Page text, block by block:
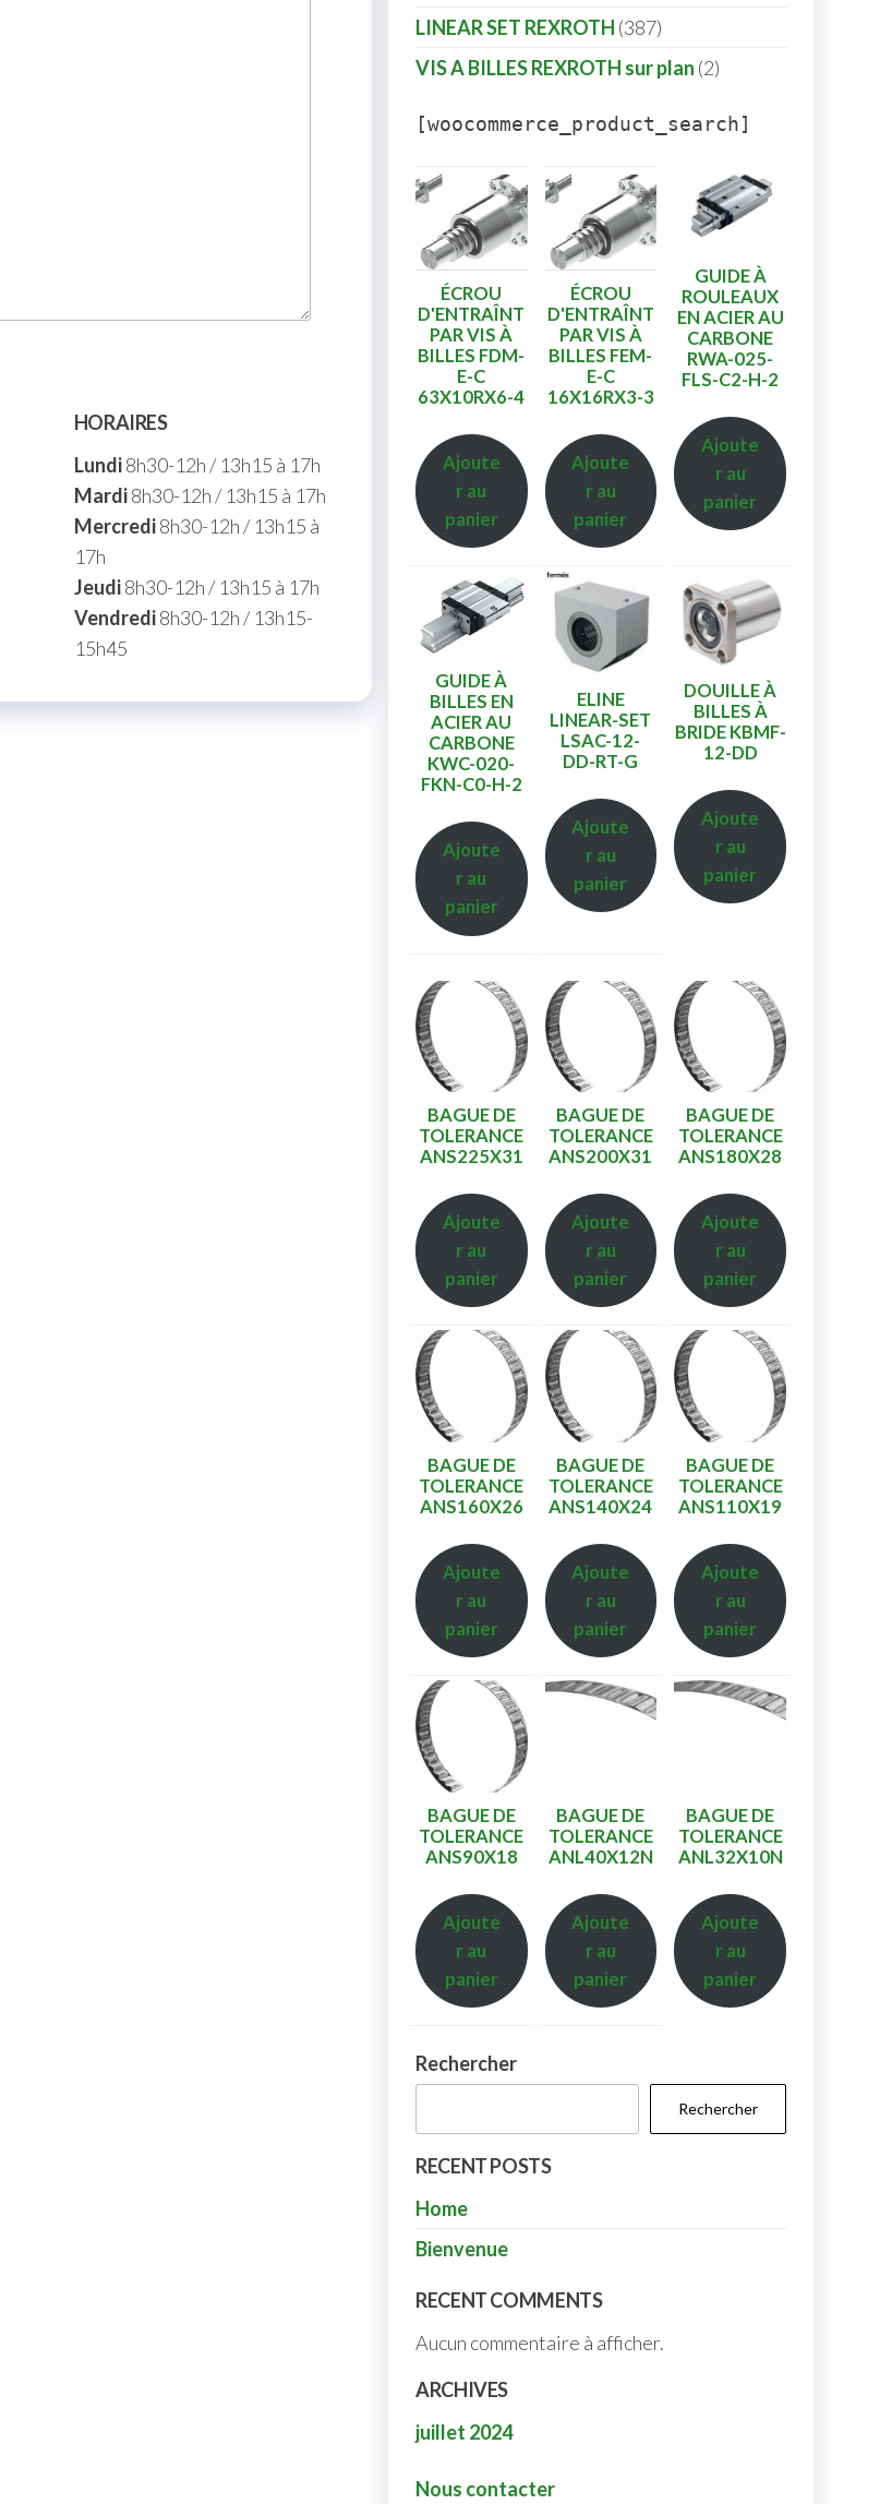
HORAIRES
Lundi8h30-12h / 13h15 à 17h
Mardi8h30-12h / 13h15 à 17h
Mercredi8h30-12h / 13h15 à
17h
Jeudi8h30-12h / 13h15 à 17h
Vendredi8h30-12h / 13h15-
15h45
LINEAR SET REXROTH 387
VIS A BILLES REXROTH sur plan 2
[woocommerce_product_search]
ÉCROU
D'ENTRAÎNT
PAR VIS À
BILLES FDM-
E-C
63X10RX6-4
Ajoute
r au
panier
ÉCROU
D'ENTRAÎNT
PAR VIS À
BILLES FEM-
E-C
16X16RX3-3
Ajoute
r au
panier
GUIDE À
ROULEAUX
EN ACIER AU
CARBONE
RWA-025-
FLS-C2-H-2
Ajoute
r au
panier
GUIDE À
BILLES EN
ACIER AU
CARBONE
KWC-020-
FKN-C0-H-2
Ajoute
r au
panier
ELINE
LINEAR-SET
LSAC-12-
DD-RT-G
Ajoute
r au
panier
DOUILLE À
BILLES À
BRIDE KBMF-
12-DD
Ajoute
r au
panier
BAGUE DE
TOLERANCE
ANS225X31
Ajoute
r au
panier
BAGUE DE
TOLERANCE
ANS200X31
Ajoute
r au
panier
BAGUE DE
TOLERANCE
ANS180X28
Ajoute
r au
panier
BAGUE DE
TOLERANCE
ANS160X26
Ajoute
r au
panier
BAGUE DE
TOLERANCE
ANS140X24
Ajoute
r au
panier
BAGUE DE
TOLERANCE
ANS110X19
Ajoute
r au
panier
BAGUE DE
TOLERANCE
ANS90X18
Ajoute
r au
panier
BAGUE DE
TOLERANCE
ANL40X12N
Ajoute
r au
panier
BAGUE DE
TOLERANCE
ANL32X10N
Ajoute
r au
panier
Rechercher
Rechercher
RECENT POSTS
Home
Bienvenue
RECENT COMMENTS
Aucun commentaire à afficher.
ARCHIVES
juillet 2024
Nous contacter